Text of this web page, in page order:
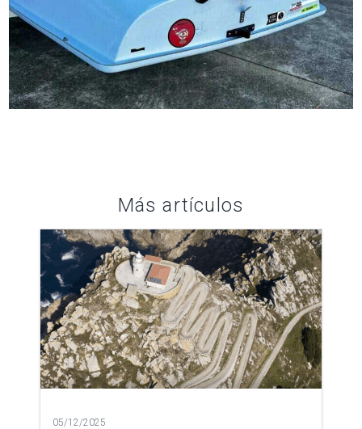
Más artículos
05/12/2025